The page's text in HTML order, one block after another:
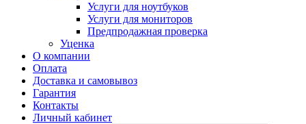
Услуги для ноутбуков
Услуги для мониторов
Предпродажная проверка
Уценка
О компании
Оплата
Доставка и самовывоз
Гарантия
Контакты
Личный кабинет